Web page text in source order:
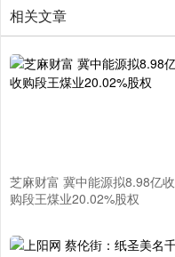
相关文章
芝麻财富 冀中能源拟8.98亿收
购段王煤业20.02%股权